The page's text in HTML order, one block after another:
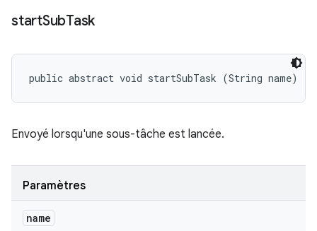
startSubTask
public abstract void startSubTask (String name)
Envoyé lorsqu'une sous-tâche est lancée.
Paramètres
name